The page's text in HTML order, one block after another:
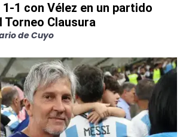
1 con Vélez en un partido
Torneo Clausura
de Cuyo